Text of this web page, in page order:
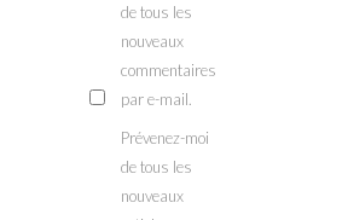
de tous les
nouveaux
commentaires
par e-mail.
Prévenez-moi
de tous les
nouveaux